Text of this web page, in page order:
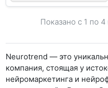
Показано с 1 по 4
Neurotrend — это
компания, стоящая у
нейромаркетинга и